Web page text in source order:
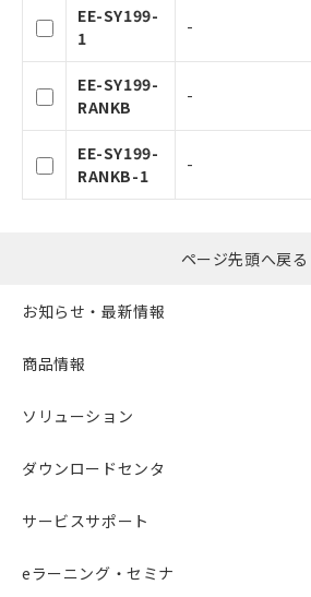
EE-SY199-
1
-
EE-SY199-
RANKB
-
EE-SY199-
RANKB-1
-
ページ先頭へ戻る
お知らせ・最新情報
商品情報
ソリューション
ダウンロードセンタ
サービスサポート
eラーニング・セミナ
記
号
説明
○ 一定数以上の在庫あ
△
いては、お客様のお
機器販売店・当社販
白
記載している更新日時点
準価格とは異なる場合が
了承ください。
様のお取引先、またはお
ムロン制御機器販売店・
販売ネットワーク
在庫状況および標準価格
事前の承諾なく第三者に
メンバーズにご登録され
お客様が当ウェブサイト
品・サービスに関するお
をご了承ください。